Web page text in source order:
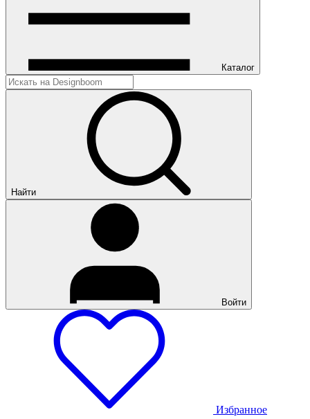
Каталог
Найти
Войти
Избранное